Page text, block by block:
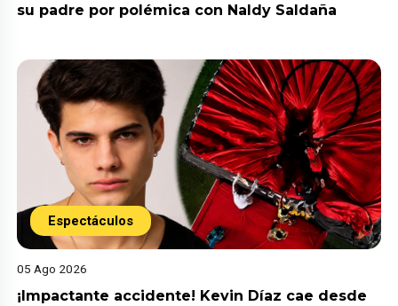
su padre por polémica con Naldy Saldaña
Espectáculos
05 Ago 2026
¡Impactante accidente! Kevin Díaz cae desde